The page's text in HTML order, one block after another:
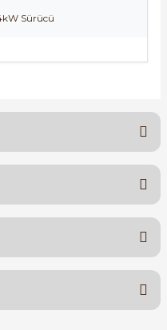
siz yapın!
sorulmamış.